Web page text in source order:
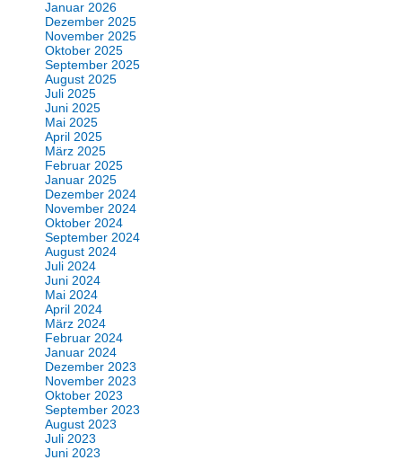
Januar 2026
Dezember 2025
November 2025
Oktober 2025
September 2025
August 2025
Juli 2025
Juni 2025
Mai 2025
April 2025
März 2025
Februar 2025
Januar 2025
Dezember 2024
November 2024
Oktober 2024
September 2024
August 2024
Juli 2024
Juni 2024
Mai 2024
April 2024
März 2024
Februar 2024
Januar 2024
Dezember 2023
November 2023
Oktober 2023
September 2023
August 2023
Juli 2023
Juni 2023